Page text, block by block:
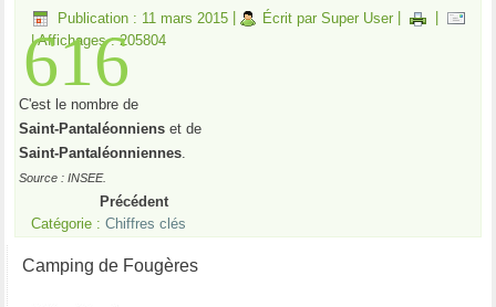
Publication : 11 mars 2015 Écrit par Super User
|Affichages : 205804
616
C'est le nombre de
Saint-Pantaléonniens et de
Saint-Pantaléonniennes.
Source : INSEE.
Précédent
Catégorie :Chiffres clés
Camping de Fougères